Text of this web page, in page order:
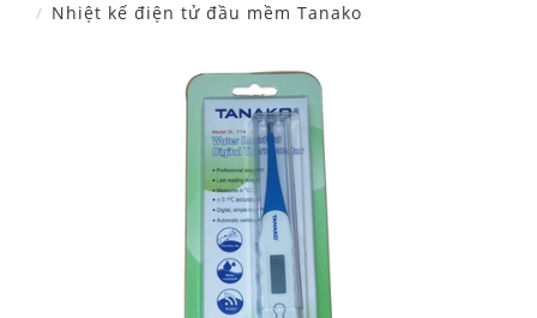
Nhiệt kế điện tử đầu mềm Tanako